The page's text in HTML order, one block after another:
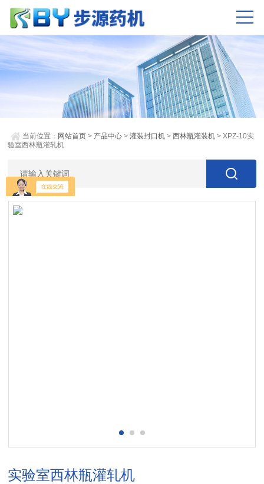
当前位置： 网站首页 > 产品中心 >灌装封口机 >西林瓶灌装机 > XPZ-10实
验室西林瓶灌轧机
实验室西林瓶灌轧机